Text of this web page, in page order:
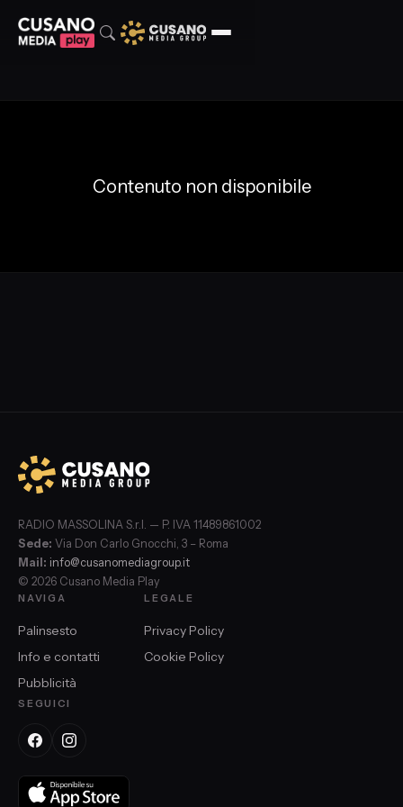
Contenuto non disponibile
RADIO MASSOLINA S.r.l. — P. IVA 11489861002
Sede: Via Don Carlo Gnocchi, 3 – Roma
Mail: info@cusanomediagroup.it
© 2026 Cusano Media Play
NAVIGA
Palinsesto
Info e contatti
Pubblicità
LEGALE
Privacy Policy
Cookie Policy
SEGUICI